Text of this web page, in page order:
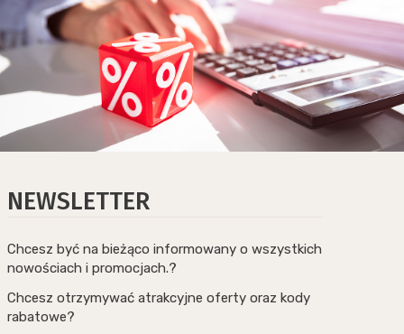
NEWSLETTER
Chcesz być na bieżąco informowany o wszystkich
nowościach i promocjach.?
Chcesz otrzymywać atrakcyjne oferty oraz kody
rabatowe?